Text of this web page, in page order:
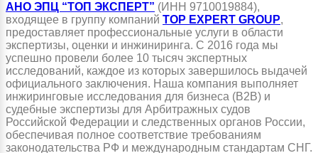
АНО ЭПЦ “ТОП ЭКСПЕРТ” (ИНН 9710019884),
входящее в группу компаний TOP EXPERT GROUP,
предоставляет профессиональные услуги в области
экспертизы, оценки и инжиниринга. С 2016 года мы
успешно провели более 10 тысяч экспертных
исследований, каждое из которых завершилось выдачей
официального заключения. Наша компания выполняет
инжиринговые исследования для бизнеса (B2B) и
судебные экспертизы для Арбитражных судов
Российской Федерации и следственных органов России,
обеспечивая полное соответствие требованиям
законодательства РФ и международным стандартам СНГ.